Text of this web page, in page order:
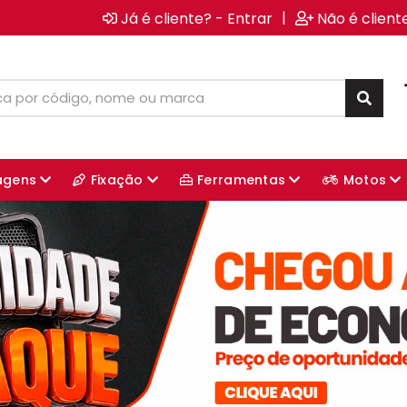
Já é cliente? - Entrar | Não é
Fixação Ferramentas Motos